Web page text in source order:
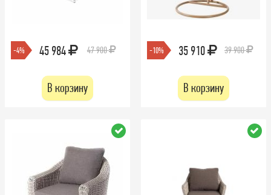
-4% 45 984 47 900
В корзину
-10% 35 910 39 900
В корзину